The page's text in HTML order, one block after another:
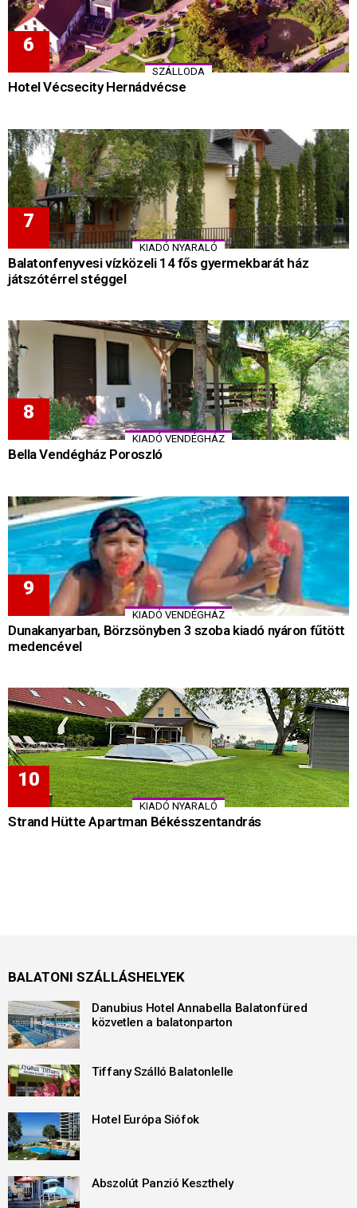
SZÁLLODA
Hotel Vécsecity Hernádvécse
KIADÓ NYARALÓ
Balatonfenyvesi vízközeli 14 fős gyermekbarát ház
játszótérrel stéggel
KIADÓ VENDÉGHÁZ
Bella Vendégház Poroszló
KIADÓ VENDÉGHÁZ
Dunakanyarban, Börzsönyben 3 szoba kiadó nyáron fűtött
medencével
KIADÓ NYARALÓ
Strand Hütte Apartman Békésszentandrás
BALATONI SZÁLLÁSHELYEK
Danubius Hotel Annabella Balatonfüred
közvetlen a balatonparton
Tiffany Szálló Balatonlelle
Hotel Európa Siófok
Abszolút Panzió Keszthely